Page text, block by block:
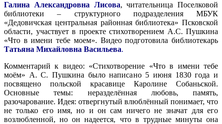
Галина Александровна Лисова, читательница Поселковой
библиотеки – структурного подразделения МБУК
«Дедовичская центральная районная библиотека» Псковской
области, участвует в проекте стихотворением А.С. Пушкина
«Что в имени тебе моем». Видео подготовила библиотекарь
Татьяна Михайловна Васильева.
Комментарий к видео: «Стихотворение «Что в имени тебе
моём» А. С. Пушкина было написано 5 июня 1830 года и
посвящено польской красавице Каролине Собаньской.
Основные темы: неразделённая любовь, память,
разочарование. Идея: отвергнутый влюблённый понимает, что
не только его имя, но и он сам ничего не значат для его
возлюбленной, но он надеется, что в трудные минуты она